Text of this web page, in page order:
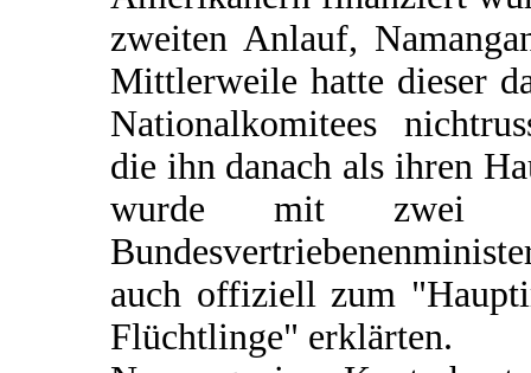
zweiten Anlauf,
Mittlerweile hatte dieser
Nationalkomitees
die ihn danach als ihren
wurde mit zwei
auch offiziell zum
Flüchtlinge" erklärten.